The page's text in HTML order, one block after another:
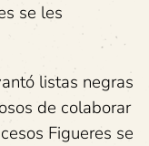
se les
listas negras
de colaborar
Figueres se